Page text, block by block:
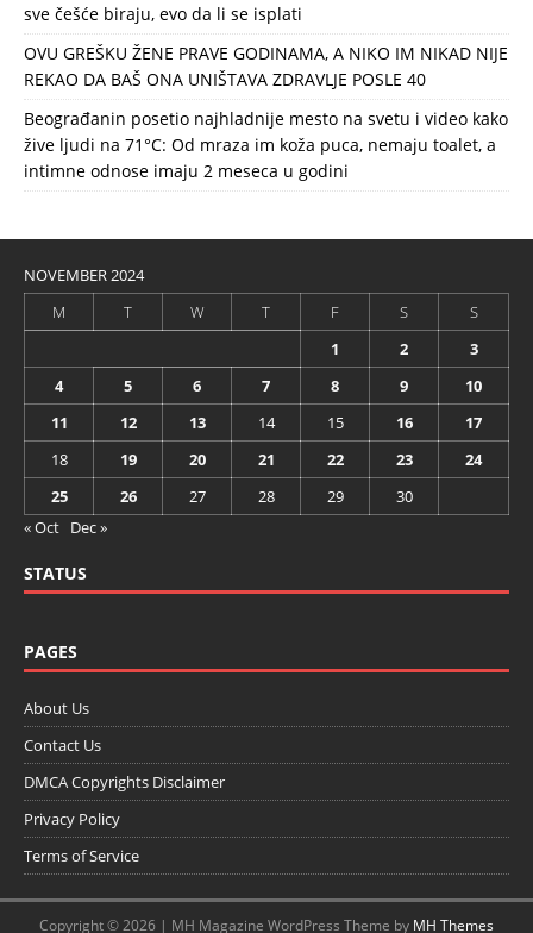
sve češće biraju, evo da li se isplati
OVU GREŠKU ŽENE PRAVE GODINAMA, A NIKO IM NIKAD NIJE
REKAO DA BAŠ ONA UNIŠTAVA ZDRAVLJE POSLE 40
Beograđanin posetio najhladnije mesto na svetu i video kako
žive ljudi na 71°C: Od mraza im koža puca, nemaju toalet, a
intimne odnose imaju 2 meseca u godini
NOVEMBER 2024
M
T W T F S
S
1
2
3
4
5 6 7 8 9
10
11
12 13 14 15 16
17
18
19 20 21 22 23
24
25
26 27 28 29
30
« Oct Dec »
STATUS
PAGES
About Us
Contact Us
DMCA Copyrights Disclaimer
Privacy Policy
Terms of Service
Copyright © 2026 | MH Magazine WordPress Theme by MH Themes